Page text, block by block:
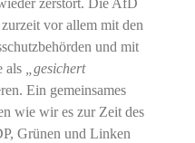
zerstört. Die AfD
vor allem mit den
und mit
als
„gesichert
Ein gemeinsames
wie wir es zur Zeit des
Grünen und Linken